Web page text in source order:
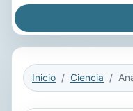
Inicio Ciencia